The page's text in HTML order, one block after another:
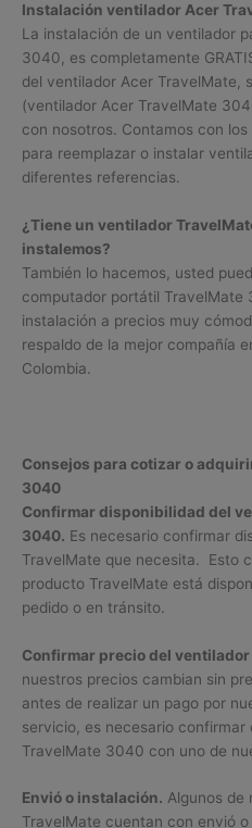
Instalación ventilador Acer
La instalación de un ventilador
3040, es completamente
del ventilador Acer TravelMate,
(ventilador Acer TravelMate
con nosotros. Contamos con
para reemplazar o instalar
diferentes referencias.
¿Tiene un ventilador
instalemos?
También lo hacemos, usted
computador portátil TravelMate
instalación a precios muy
respaldo de la mejor compañía
Colombia.
Consejos para cotizar o
3040
Confirmar disponibilidad del
3040. Es necesario confirmar
TravelMate que necesita. Esto
producto TravelMate está
pedido o en tránsito.
Confirmar precio del ventilador
nuestros precios cambian sin
antes de realizar un pago por
servicio, es necesario confirmar
TravelMate 3040 con uno de
Envió o instalación. Algunos de
TravelMate cuentan con envió